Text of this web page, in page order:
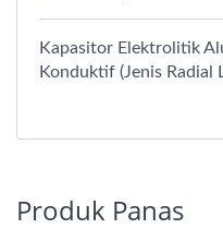
Kapasitor Elektrolitik
Konduktif (Jenis Radial
Produk Panas